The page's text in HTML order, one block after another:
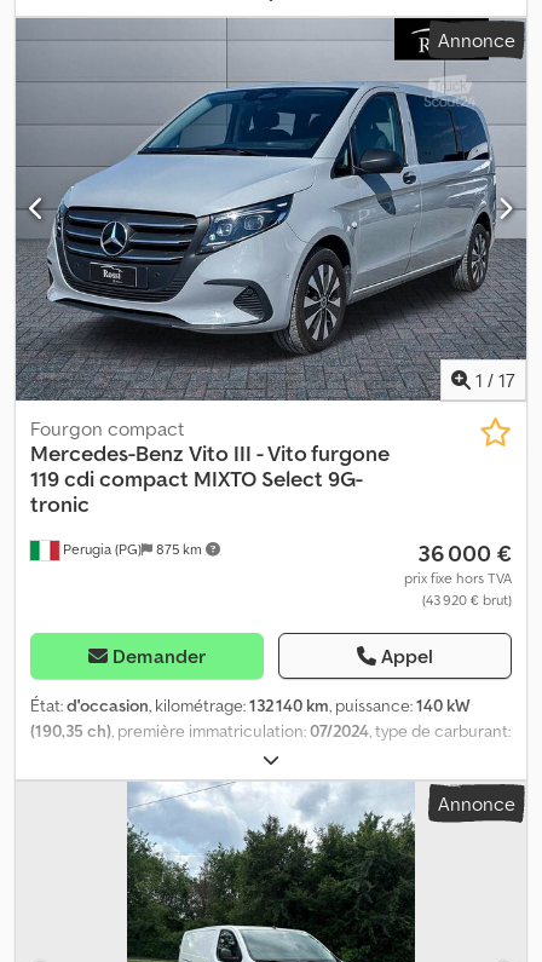
d'engrenage:mécanique, classe d'émission:Euro 6, suspension:
acier, nombre de sièges:3, Équipement:climatisation, direction
, Les présentes informations ne constituent pas un
élément contractuel. Dwedsy Hdcvspfx Aqrsa
Annonce
1 / 17
Perugia (PG) 875 km
Fourgon compact
Mercedes-Benz Vito III - Vito furgone
119 cdi compact MIXTO Select 9G-
tronic
36 000 €
prix fixe hors TVA
(43 920 € brut)
Demander Appel
État:d'occasion, kilométrage:132 140 km, puissance:140 kW
(190,35 ch), première immatriculation:07/2024, type de carburant:
, poids maximal de charge:795 kg
4x2, type d'engrenage:automatique, classe d'émission:Euro 6,
acier, nombre de sièges:2 , Équipement:
climatisation, direction assistée, Les présentes informations ne
constituent pas un élément contractuel. Dwedpfxszhcwro Aqroa
Annonce